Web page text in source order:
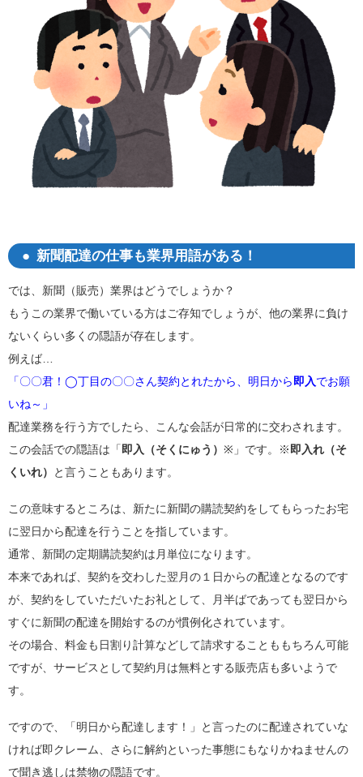
新聞配達の仕事も業界用語がある！
では、新聞（販売）業界はどうでしょうか？
もうこの業界で働いている方はご存知でしょうが、他の業界に負け
ないくらい多くの隠語が存在します。
例えば…
「〇〇君！◯丁目の〇〇さん契約とれたから、明日から即入 でお願
いね～」
配達業務を行う方でしたら、こんな会話が日常的に交わされます。
この会話での隠語は「 即入（そくにゅう） ※」です。※ 即入れ（そ
くいれ）
と言うこともあります。
この意味するところは、新たに新聞の購読契約をしてもらったお宅
に翌日から配達を行うことを指しています。
通常、新聞の定期購読契約は月単位になります。
本来であれば、契約を交わした翌月の１日からの配達となるのです
が、契約をしていただいたお礼として、月半ばであっても翌日から
すぐに新聞の配達を開始するのが慣例化されています。
その場合、料金も日割り計算などして請求することももちろん可能
ですが、サービスとして契約月は無料とする販売店も多いようで
す。
ですので、「明日から配達します！」と言ったのに配達されていな
ければ即クレーム、さらに解約といった事態にもなりかねませんの
で聞き逃しは禁物の隠語です。